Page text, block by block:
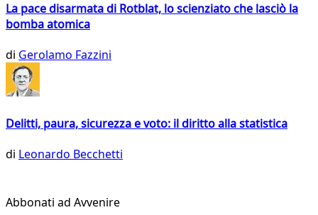
La pace disarmata di Rotblat, lo scienziato che lasciò la
bomba atomica
di Gerolamo Fazzini
Delitti, paura, sicurezza e voto: il diritto alla statistica
di Leonardo Becchetti
Abbonati ad Avvenire